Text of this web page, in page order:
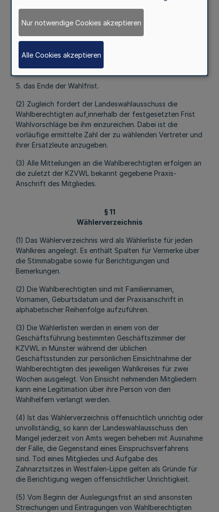
Hinweis auf die §§ 11 bis 15 der Wahlordnung,
3. die Frist für die Einlegung von Einsprüchen gegen die
Unrichtigkeit oder Unvollständigkeit des
4. die Frist für die Anmeldung zur Wahl,
5. das Ende der Wahlfrist.
(2) Zugleich fordert der Landeswahlausschuss die
Wahlberechtigten auf,innerhalb der festgesetzten Frist
Wahlvorschläge bei ihm einzureichen. Dabei ist die
vorläufige ermittelte Zahl der zu wählenden Vertreter und
ihrer Ersatzleute anzugeben.
(3) Alle Mitteilungen an die Wahlberechtigten erfolgen an
die zuletzt der KZVWL bekannt gegebene Praxis-
Anschrift des Mitgliedes.
§ 11
Wählerverzeichnis
(1) Das Wählerverzeichnis wird als Wählerliste für jeden
Wahlkreis angelegt. Es enthält Spalten für Vermerke über
die Stimmabgabe sowie für Berichtigungen und
Bemerkungen.
(2) Die Wahlberechtigten sind mit Familiennamen,
Vornamen, Geburtsdatum und der Praxisanschrift in
alphabetischer Reihenfolge aufzuführen.
(3) Die Wählerlisten werden in einem von der
Geschäftsführung bestimmten Geschäftszimmer der
KZVWL in Münster während der üblichen
Geschäftsstunden zur persönlichen Einsichtnahme der
Wahlberechtigten des jeweiligen Wahlkreises für zwei
Wochen ausgelegt. Von Einsicht nehmenden Mitgliedern
kann eine Legitimation über ihre Person von den
Wahlhelfern verlangt werden.
(4) Ist das Wählerverzeichnis offensichtlich unrichtig oder
unvollständig, so kann der Landeswahlausschuss den
Mangel jederzeit von Amts wegen beheben mit Ausnahme
der Fälle, die Gegenstand eines Einspruchsverfahrens
sind. Tod eines Mitgliedes und Aufgabe des
Zahnarztsitzes in Westfalen-Lippe gelten als Gründe für
die Berichtigung wegen offensichtlicher Unrichtigkeit.
(5) Vom Beginn der Auslegungsfrist an sind ansonsten
Streichungen und Eintragungen von Wahlberechtigten
Nur notwendige Cookies akzeptieren
Alle Cookies akzeptieren